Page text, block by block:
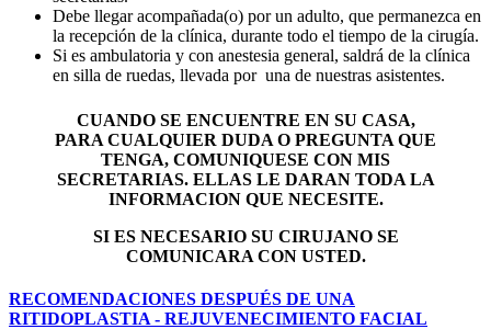
Debe llegar acompañada(o) por un adulto, que permanezca en
la recepción de la clínica, durante todo el tiempo de la cirugía.
Si es ambulatoria y con anestesia general, saldrá de la clínica
en silla de ruedas, llevada por una de nuestras asistentes.
CUANDO SE ENCUENTRE EN SU CASA,
PARA CUALQUIER DUDA O PREGUNTA QUE
TENGA, COMUNIQUESE CON MIS
SECRETARIAS. ELLAS LE DARAN TODA LA
INFORMACION QUE NECESITE.
SI ES NECESARIO SU CIRUJANO SE
COMUNICARA CON USTED.
RECOMENDACIONES DESPUÉS DE UNA
RITIDOPLASTIA - REJUVENECIMIENTO FACIAL